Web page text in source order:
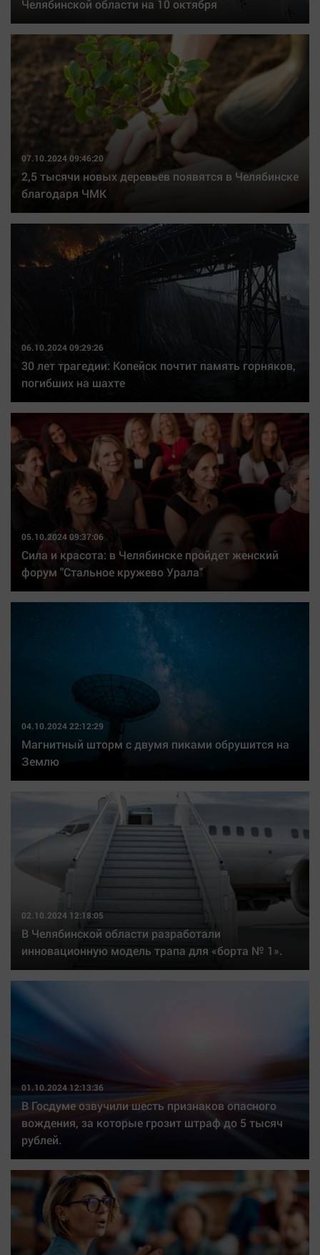
Челябинской области на 10 октября
07.10.2024 09:46:20
2,5 тысячи новых деревьев появятся в Челябинске
благодаря ЧМК
06.10.2024 09:29:26
30 лет трагедии: Копейск почтит память горняков,
погибших на шахте
05.10.2024 09:37:06
Сила и красота: в Челябинске пройдет женский
форум "Стальное кружево Урала"
04.10.2024 22:12:29
Магнитный шторм с двумя пиками обрушится на
Землю
02.10.2024 12:18:05
В Челябинской области разработали
инновационную модель трапа для «борта № 1».
01.10.2024 12:13:36
В Госдуме озвучили шесть признаков опасного
вождения, за которые грозит штраф до 5 тысяч
рублей.